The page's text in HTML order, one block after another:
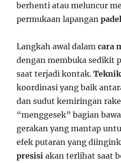
berhenti atau meluncur
permukaan lapanganpadel
Langkah awal dalamcara
dengan membuka sedikit
saat terjadi kontak.
koordinasi yang baik
dan sudut kemiringan
“menggesek” bagian
gerakan yang mantap
efek putaran yang
presisi akan terlihat saat